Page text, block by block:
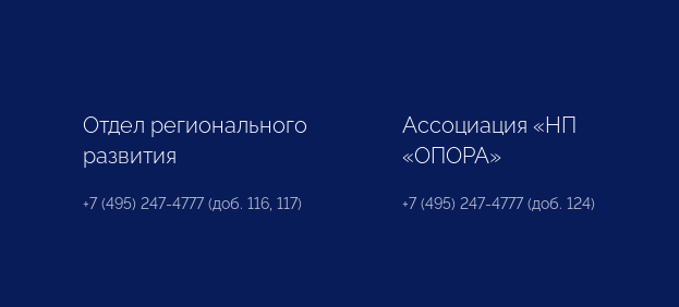
Отдел регионального
развития
+7 (495) 247-4777 (доб. 116, 117)
Ассоциация «НП
«ОПОРА»
+7 (495) 247-4777 (доб. 124)